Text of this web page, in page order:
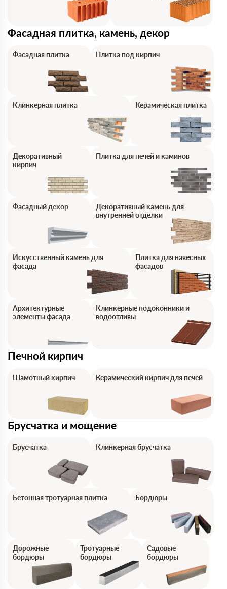
Фасадная плитка, камень, декор
Фасадная плитка Плитка под кирпич
Клинкерная плитка Керамическая плитка
Декоративный
кирпич
Плитка для печей и каминов
Искусственный камень для
фасада
Декоративный камень для
внутренней отделки
Фасадный декор
Плитка для навесных
фасадов
Архитектурные
элементы фасада
Клинкерные подоконники и
водоотливы
Печной кирпич
Шамотный кирпич Керамический кирпич для печей
Брусчатка и мощение
Брусчатка Клинкерная брусчатка
Бетонная тротуарная плитка Бордюры
Дорожные
бордюры
Тротуарные
бордюры
Садовые
бордюры